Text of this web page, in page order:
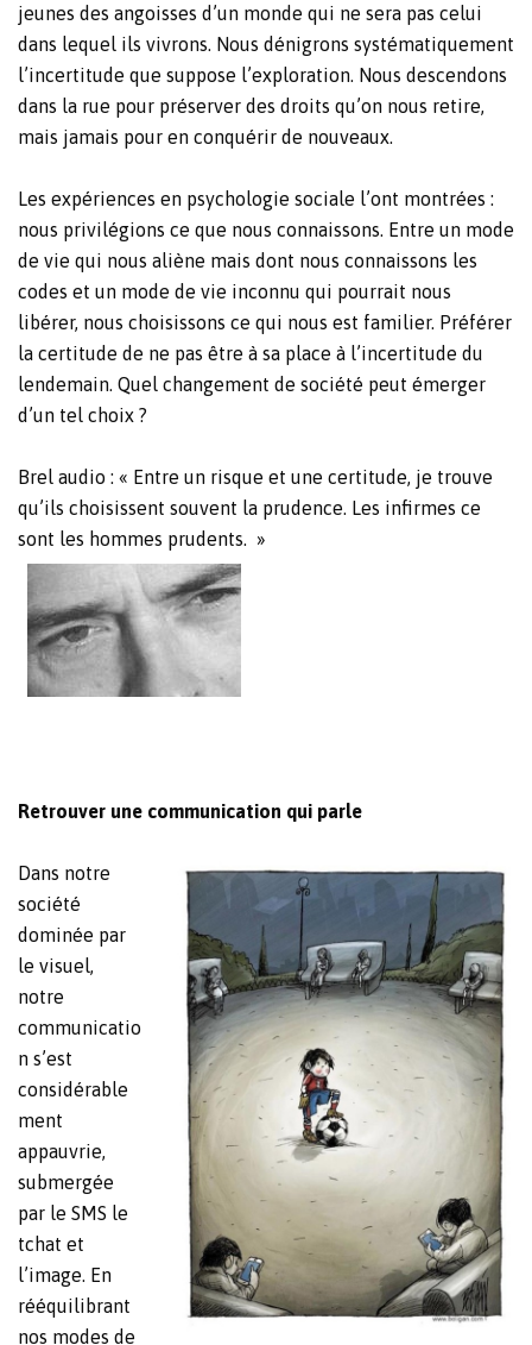
jeunes des angoisses d’un monde qui ne sera pas celui
dans lequel ils vivrons. Nous dénigrons systématiquement
l’incertitude que suppose l’exploration. Nous descendons
dans la rue pour préserver des droits qu’on nous retire,
mais jamais pour en conquérir de nouveaux.
Les expériences en psychologie sociale l’ont montrées :
nous privilégions ce que nous connaissons. Entre un mode
de vie qui nous aliène mais dont nous connaissons les
codes et un mode de vie inconnu qui pourrait nous
libérer, nous choisissons ce qui nous est familier. Préférer
la certitude de ne pas être à sa place à l’incertitude du
lendemain. Quel changement de société peut émerger
d’un tel choix ?
Brel audio : « Entre un risque et une certitude, je trouve
qu’ils choisissent souvent la prudence. Les infirmes ce
sont les hommes prudents. »
Retrouver une communication qui parle
Dans notre
société
dominée par
le visuel,
notre
communicatio
n s’est
considérable
ment
appauvrie,
submergée
par le SMS le
tchat et
l’image. En
rééquilibrant
nos modes de